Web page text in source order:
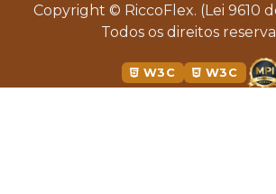
Copyright © RiccoFlex. (Lei 9610
Todos os direitos
W3C W3C